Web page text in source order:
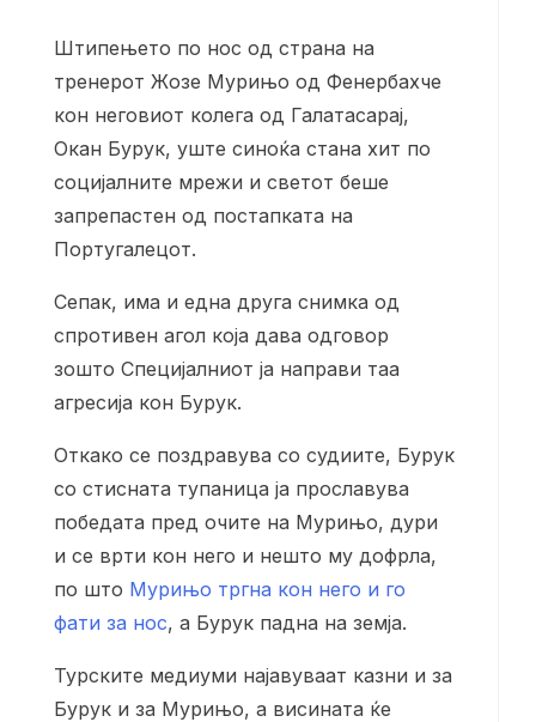
Штипењето по нос од страна на
тренерот Жозе Мурињо од Фенербахче
кон неговиот колега од Галатасарај,
Окан Бурук, уште синоќа стана хит по
социјалните мрежи и светот беше
запрепастен од постапката на
Португалецот.
Сепак, има и една друга снимка од
спротивен агол која дава одговор
зошто Специјалниот ја направи таа
агресија кон Бурук.
Откако се поздравува со судиите, Бурук
со стисната тупаница ја прославува
победата пред очите на Мурињо, дури
и се врти кон него и нешто му дофрла,
по што Мурињо тргна кон него и го
фати за нос, а Бурук падна на земја.
Турските медиуми најавуваат казни и за
Бурук и за Мурињо, а висината ќе